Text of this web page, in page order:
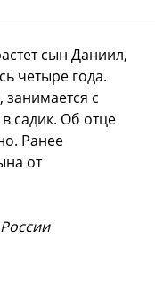
сын Даниил,
четыре года.
с
садик. Об отце
Ранее
от